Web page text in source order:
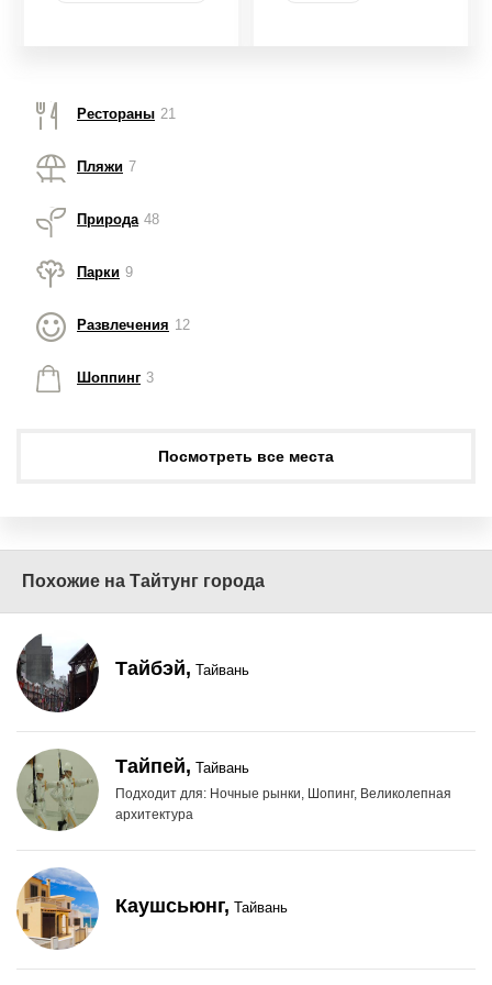
Рестораны 21
Пляжи 7
Природа 48
Парки 9
Развлечения 12
Шоппинг 3
Посмотреть все места
Похожие на Тайтунг города
Тайбэй, Тайвань
Тайпей, Тайвань
Подходит для: Ночные рынки, Шопинг, Великолепная
архитектура
Каушсьюнг, Тайвань